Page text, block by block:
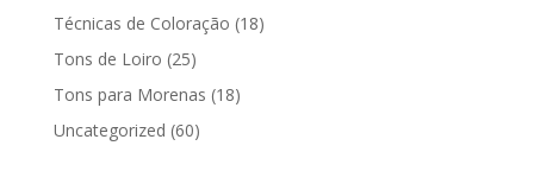
Técnicas de Coloração (18)
Tons de Loiro (25)
Tons para Morenas (18)
Uncategorized (60)